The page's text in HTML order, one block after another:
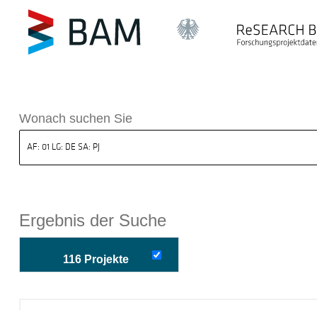
BAM
Wonach suchen Sie
Ergebnis der Suche
116 Projekte